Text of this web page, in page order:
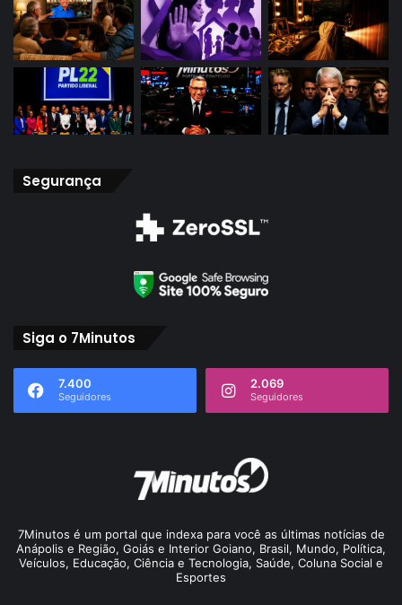
Segurança
Siga o 7Minutos
7.400
Seguidores
2.069
Seguidores
7Minutos é um portal que indexa para você as últimas notícias de
Anápolis e Região, Goiás e Interior Goiano, Brasil, Mundo, Política,
Veículos, Educação, Ciência e Tecnologia, Saúde, Coluna Social e
Esportes